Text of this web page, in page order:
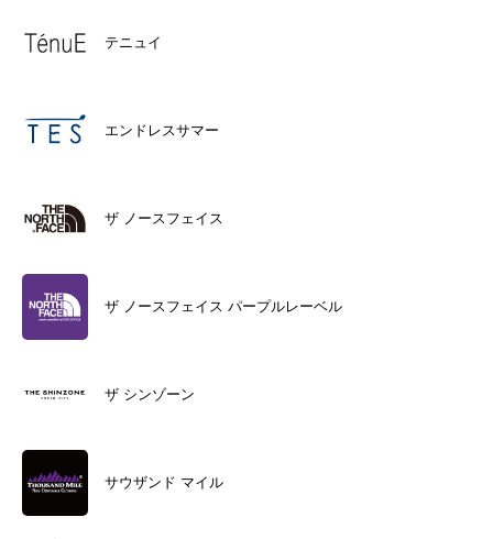
テニュイ
エンドレスサマー
ザ ノースフェイス
ザ ノースフェイス パープルレーベル
ザ シンゾーン
サウザンド マイル